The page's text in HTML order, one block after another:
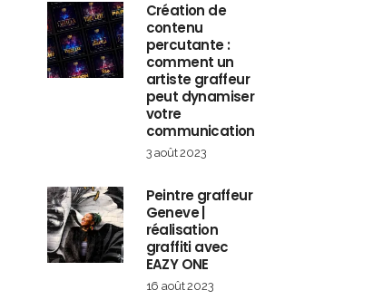
Création de
contenu
percutante :
comment un
artiste graffeur
peut dynamiser
votre
communication
3 août 2023
Peintre graffeur
Geneve |
réalisation
graffiti avec
EAZY ONE
16 août 2023